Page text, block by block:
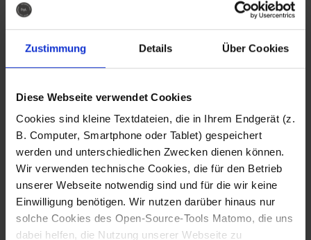
Zustimmung Details Über Cookies
Diese Webseite verwendet Cookies
Cookies sind kleine Textdateien, die in Ihrem Endgerät (z.
B. Computer, Smartphone oder Tablet) gespeichert
werden und unterschiedlichen Zwecken dienen können.
Wir verwenden technische Cookies, die für den Betrieb
unserer Webseite notwendig sind und für die wir keine
Einwilligung benötigen. Wir nutzen darüber hinaus nur
solche Cookies des Open-Source-Tools Matomo, die uns
dabei helfen, die Nutzung unserer Webseite zu
Fotografo: Lorenz
Sternbach
Download
Fotografo: Lorenz
Sternbach
Download